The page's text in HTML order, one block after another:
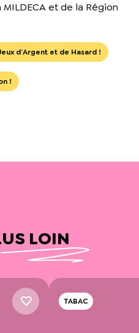
et de la Région
d’Argent et de Hasard !
!
LOIN
TABAC